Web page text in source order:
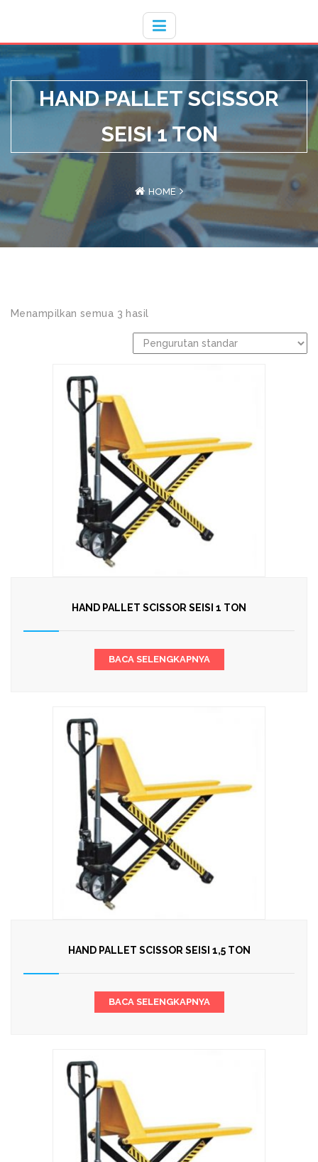
HAND PALLET SCISSOR
SEISI 1 TON
HOME
Menampilkan semua 3 hasil
HAND PALLET SCISSOR SEISI 1 TON
BACA SELENGKAPNYA
HAND PALLET SCISSOR SEISI 1,5 TON
BACA SELENGKAPNYA